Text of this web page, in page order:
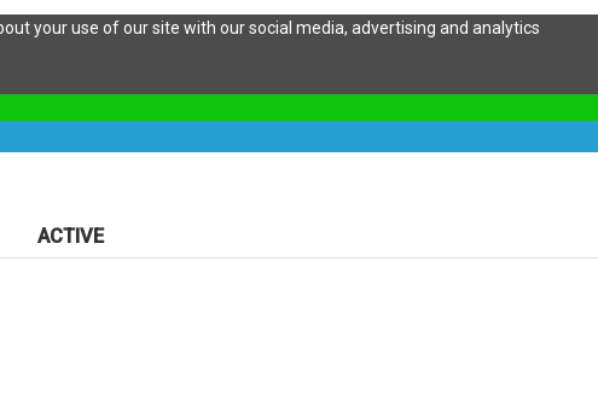
your use of our site with our social media, advertising and analytics
ACTIVE